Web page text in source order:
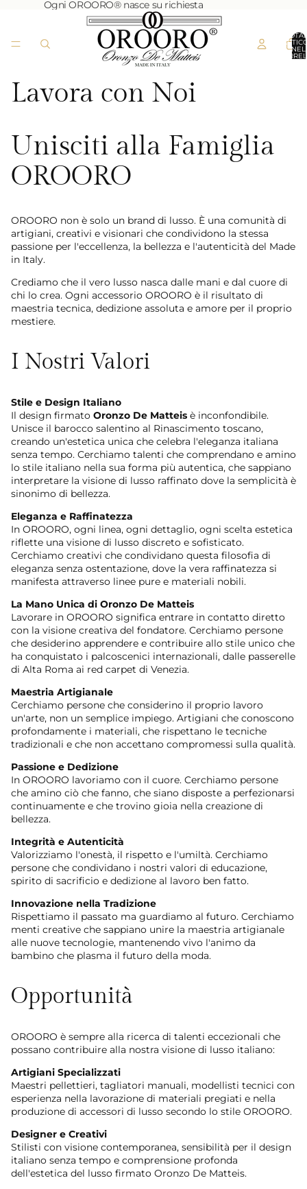
Ogni OROORO® nasce su richiesta
NEL
Lavora con Noi
Unisciti alla Famiglia
OROORO
OROORO non è solo un brand di lusso. È una comunità di
artigiani, creativi e visionari che condividono la stessa
passione per l'eccellenza, la bellezza e l'autenticità del Made
in Italy.
Crediamo che il vero lusso nasca dalle mani e dal cuore di
chi lo crea. Ogni accessorio OROORO è il risultato di
maestria tecnica, dedizione assoluta e amore per il proprio
mestiere.
I Nostri Valori
Stile e Design Italiano
Il design firmato Oronzo De Matteis è inconfondibile.
Unisce il barocco salentino al Rinascimento toscano,
creando un'estetica unica che celebra l'eleganza italiana
senza tempo. Cerchiamo talenti che comprendano e amino
lo stile italiano nella sua forma più autentica, che sappiano
interpretare la visione di lusso raffinato dove la semplicità è
sinonimo di bellezza.
Eleganza e Raffinatezza
In OROORO, ogni linea, ogni dettaglio, ogni scelta estetica
riflette una visione di lusso discreto e sofisticato.
Cerchiamo creativi che condividano questa filosofia di
eleganza senza ostentazione, dove la vera raffinatezza si
manifesta attraverso linee pure e materiali nobili.
La Mano Unica di Oronzo De Matteis
Lavorare in OROORO significa entrare in contatto diretto
con la visione creativa del fondatore. Cerchiamo persone
che desiderino apprendere e contribuire allo stile unico che
ha conquistato i palcoscenici internazionali, dalle passerelle
di Alta Roma ai red carpet di Venezia.
Maestria Artigianale
Cerchiamo persone che considerino il proprio lavoro
un'arte, non un semplice impiego. Artigiani che conoscono
profondamente i materiali, che rispettano le tecniche
tradizionali e che non accettano compromessi sulla qualità.
Passione e Dedizione
In OROORO lavoriamo con il cuore. Cerchiamo persone
che amino ciò che fanno, che siano disposte a perfezionarsi
continuamente e che trovino gioia nella creazione di
bellezza.
Integrità e Autenticità
Valorizziamo l'onestà, il rispetto e l'umiltà. Cerchiamo
persone che condividano i nostri valori di educazione,
spirito di sacrificio e dedizione al lavoro ben fatto.
Innovazione nella Tradizione
Rispettiamo il passato ma guardiamo al futuro. Cerchiamo
menti creative che sappiano unire la maestria artigianale
alle nuove tecnologie, mantenendo vivo l'animo da
bambino che plasma il futuro della moda.
Opportunità
OROORO è sempre alla ricerca di talenti eccezionali che
possano contribuire alla nostra visione di lusso italiano:
Artigiani Specializzati
Maestri pellettieri, tagliatori manuali, modellisti tecnici con
esperienza nella lavorazione di materiali pregiati e nella
produzione di accessori di lusso secondo lo stile OROORO.
Designer e Creativi
Stilisti con visione contemporanea, sensibilità per il design
italiano senza tempo e comprensione profonda
dell'estetica del lusso firmato Oronzo De Matteis.